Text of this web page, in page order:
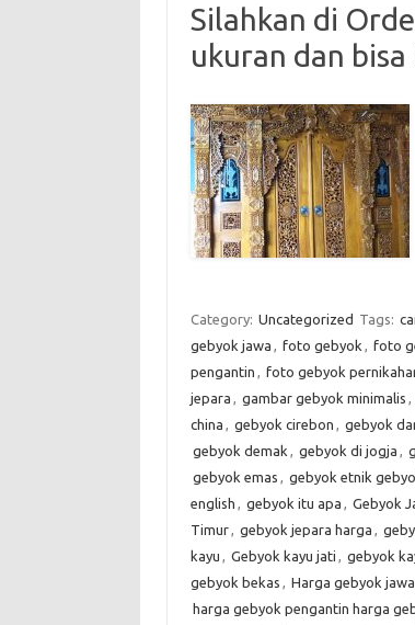
Silahkan di
ukuran dan bisa
Category: Uncategorized Tags:
gebyok jawa , foto gebyok , foto
pengantin , foto gebyok
jepara , gambar gebyok minimalis ,
china , gebyok cirebon , gebyok
gebyok demak , gebyok di jogja ,
gebyok emas , gebyok etnik
english , gebyok itu apa , Gebyok
Timur, gebyok jepara harga ,
kayu , Gebyok kayu jati , gebyok
gebyok bekas , Harga gebyok jawa
harga gebyok pengantin harga